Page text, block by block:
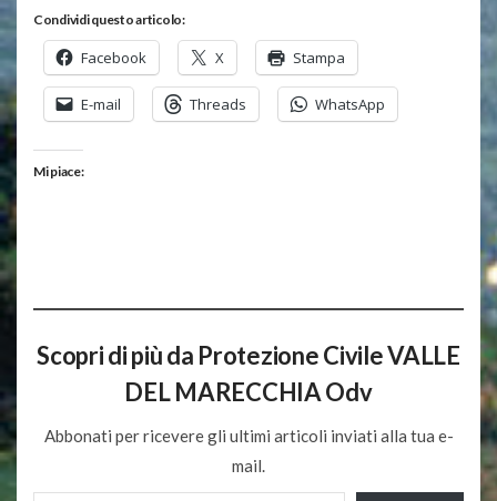
Condividi questo articolo:
Facebook X Stampa
E-mail Threads WhatsApp
Mi piace:
Scopri di più da Protezione Civile VALLE
DEL MARECCHIA Odv
Abbonati per ricevere gli ultimi articoli inviati alla tua e-
mail.
Digita la tua e-mail...